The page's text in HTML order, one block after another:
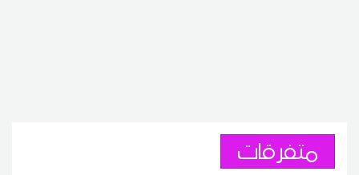
متفرقات